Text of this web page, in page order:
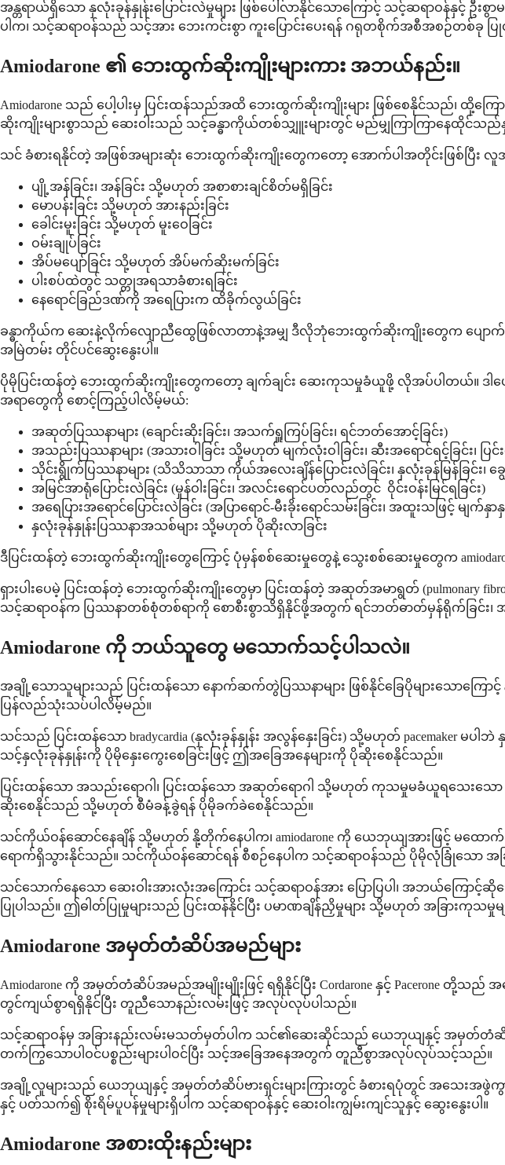
အန္တရာယ်ရှိသော နှလုံးခုန်နှုန်းပြောင်းလဲမှုများ ဖြစ်ပေါ်လာနိုင်သောကြောင့် သင့်ဆရာဝန်နှင့်
ပါက၊ သင့်ဆရာဝန်သည် သင့်အား ဘေးကင်းစွာ ကူးပြောင်းပေးရန် ဂရုတစိုက်အစီအစဉ်တစ်ခု ပ
Amiodarone ၏ ဘေးထွက်ဆိုးကျိုးများကား အဘယ်နည်း။
Amiodarone သည် ပေါ့ပါးမှ ပြင်းထန်သည်အထိ ဘေးထွက်ဆိုးကျိုးများ ဖြစ်စေနိုင်သည်
ဆိုးကျိုးများစွာသည် ဆေးဝါးသည် သင့်ခန္ဓာကိုယ်တစ်သျှူးများတွင် မည်မျှကြာကြာနေထိုင်သ
သင် ခံစားရနိုင်တဲ့ အဖြစ်အများဆုံး ဘေးထွက်ဆိုးကျိုးတွေကတော့ အောက်ပါအတိုင်းဖြစ်ပြီး
ပျို့အန်ခြင်း၊ အန်ခြင်း သို့မဟုတ် အစာစားချင်စိတ်မရှိခြင်း
မောပန်းခြင်း သို့မဟုတ် အားနည်းခြင်း
ခေါင်းမူးခြင်း သို့မဟုတ် မူးဝေခြင်း
ဝမ်းချုပ်ခြင်း
အိပ်မပျော်ခြင်း သို့မဟုတ် အိပ်မက်ဆိုးမက်ခြင်း
ပါးစပ်ထဲတွင် သတ္တုအရသာခံစားရခြင်း
နေရောင်ခြည်ဒဏ်ကို အရေပြားက ထိခိုက်လွယ်ခြင်း
ခန္ဓာကိုယ်က ဆေးနဲ့လိုက်လျောညီထွေဖြစ်လာတာနဲ့အမျှ ဒီလိုဘုံဘေးထွက်ဆိုးကျိုးတွေက ပျောက်က
အမြဲတမ်း တိုင်ပင်ဆွေးနွေးပါ။
ပိုမိုပြင်းထန်တဲ့ ဘေးထွက်ဆိုးကျိုးတွေကတော့ ချက်ချင်း ဆေးကုသမှုခံယူဖို့ လိုအပ်ပါတယ်။ ဒါပ
အရာတွေကို စောင့်ကြည့်ပါလိမ့်မယ်:
အဆုတ်ပြဿနာများ (ချောင်းဆိုးခြင်း၊ အသက်ရှူကြပ်ခြင်း၊ ရင်ဘတ်အောင့်ခြင်း)
အသည်းပြဿနာများ (အသားဝါခြင်း သို့မဟုတ် မျက်လုံးဝါခြင်း၊ ဆီးအရောင်ရင့်ခြင်း၊ ပြင်း
သိုင်းရွိုက်ပြဿနာများ (သိသိသာသာ ကိုယ်အလေးချိန်ပြောင်းလဲခြင်း၊ နှလုံးခုန်မြန်ခြင်း၊
အမြင်အာရုံပြောင်းလဲခြင်း (မှုန်ဝါးခြင်း၊ အလင်းရောင်ပတ်လည်တွင် ဝိုင်းဝန်းမြင်ရခြင်း)
အရေပြားအရောင်ပြောင်းလဲခြင်း (အပြာရောင်-မီးခိုးရောင်သမ်းခြင်း၊ အထူးသဖြင့် မျက်နှ
နှလုံးခုန်နှုန်းပြဿနာအသစ်များ သို့မဟုတ် ပိုဆိုးလာခြင်း
ဒီပြင်းထန်တဲ့ ဘေးထွက်ဆိုးကျိုးတွေကြောင့် ပုံမှန်စစ်ဆေးမှုတွေနဲ့ သွေးစစ်ဆေးမှုတွေက
ရှားပါးပေမဲ့ ပြင်းထန်တဲ့ ဘေးထွက်ဆိုးကျိုးတွေမှာ ပြင်းထန်တဲ့ အဆုတ်အမာရွတ် (pulmonary
သင့်ဆရာဝန်က ပြဿနာတစ်စုံတစ်ရာကို စောစီးစွာသိရှိနိုင်ဖို့အတွက် ရင်ဘတ်ဓာတ်မှန်ရိုက်ခြင်း၊ အဆု
Amiodarone ကို ဘယ်သူတွေ မသောက်သင့်ပါသလဲ။
အချို့သောသူများသည် ပြင်းထန်သော နောက်ဆက်တွဲပြဿနာများ ဖြစ်နိုင်ခြေပိုများသော
ပြန်လည်သုံးသပ်ပါလိမ့်မည်။
သင်သည် ပြင်းထန်သော bradycardia (နှလုံးခုန်နှုန်း အလွန်နှေးခြင်း) သို့မဟုတ် pacemaker မ
သင့်နှလုံးခုန်နှုန်းကို ပိုမိုနှေးကွေးစေခြင်းဖြင့် ဤအခြေအနေများကို ပိုဆိုးစေနိုင်သည်။
ပြင်းထန်သော အသည်းရောဂါ၊ ပြင်းထန်သော အဆုတ်ရောဂါ သို့မဟုတ် ကုသမှုမခံယူရသေးသော
ဆိုးစေနိုင်သည် သို့မဟုတ် စီမံခန့်ခွဲရန် ပိုမိုခက်ခဲစေနိုင်သည်။
သင်ကိုယ်ဝန်ဆောင်နေချိန် သို့မဟုတ် နို့တိုက်နေပါက၊ amiodarone ကို ယေဘုယျအားဖြင့်
ရောက်ရှိသွားနိုင်သည်။ သင်ကိုယ်ဝန်ဆောင်ရန် စီစဉ်နေပါက သင့်ဆရာဝန်သည် ပိုမိုလုံခြုံသော အခြာ
သင်သောက်နေသော ဆေးဝါးအားလုံးအကြောင်း သင့်ဆရာဝန်အား ပြောပြပါ၊ အဘယ်ကြောင့်ဆိုသေ
ပြုပါသည်။ ဤဓါတ်ပြုမှုများသည် ပြင်းထန်နိုင်ပြီး ပမာဏချိန်ညှိမှုများ သို့မဟုတ် အခြားကုသမှု
Amiodarone အမှတ်တံဆိပ်အမည်များ
Amiodarone ကို အမှတ်တံဆိပ်အမည်အမျိုးမျိုးဖြင့် ရရှိနိုင်ပြီး Cordarone နှင့် Pacerone
တွင်ကျယ်စွာရရှိနိုင်ပြီး တူညီသောနည်းလမ်းဖြင့် အလုပ်လုပ်ပါသည်။
သင့်ဆရာဝန်မှ အခြားနည်းလမ်းမသတ်မှတ်ပါက သင်၏ဆေးဆိုင်သည် ယေဘုယျနှင့် အမှတ်တံဆိပ်ဗ
တက်ကြွသောပါဝင်ပစ္စည်းများပါဝင်ပြီး သင့်အခြေအနေအတွက် တူညီစွာအလုပ်လုပ်သင့်သည်။
အချို့လူများသည် ယေဘုယျနှင့် အမှတ်တံဆိပ်ဗားရှင်းများကြားတွင် ခံစားရပုံတွင် အသေးအဖွဲကွာ
နှင့် ပတ်သက်၍ စိုးရိမ်ပူပန်မှုများရှိပါက သင့်ဆရာဝန်နှင့် ဆေးဝါးကျွမ်းကျင်သူနှင့် ဆွေးနွေးပါ။
Amiodarone အစားထိုးနည်းများ